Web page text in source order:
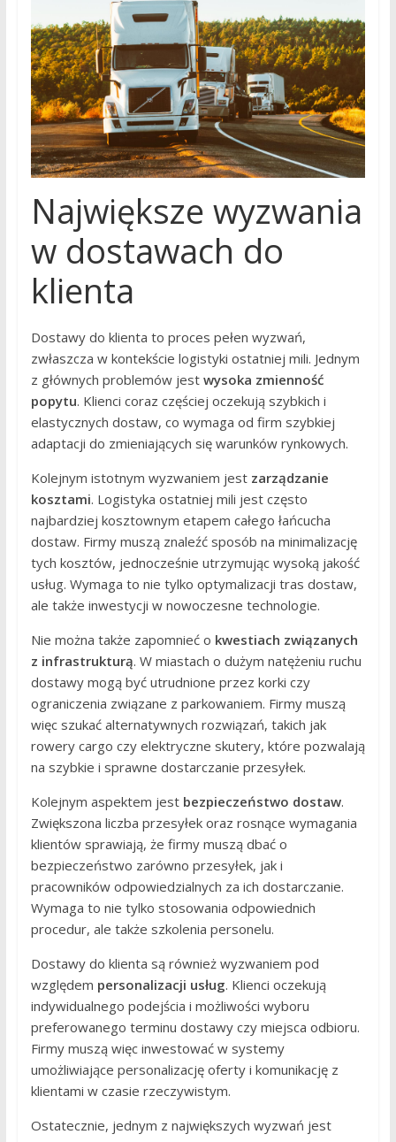
Największe wyzwania
w dostawach do
klienta
Dostawy do klienta to proces pełen wyzwań,
zwłaszcza w kontekście logistyki ostatniej mili. Jednym
z głównych problemów jest wysoka zmienność
popytu. Klienci coraz częściej oczekują szybkich i
elastycznych dostaw, co wymaga od firm szybkiej
adaptacji do zmieniających się warunków rynkowych.
Kolejnym istotnym wyzwaniem jest zarządzanie
kosztami. Logistyka ostatniej mili jest często
najbardziej kosztownym etapem całego łańcucha
dostaw. Firmy muszą znaleźć sposób na minimalizację
tych kosztów, jednocześnie utrzymując wysoką jakość
usług. Wymaga to nie tylko optymalizacji tras dostaw,
ale także inwestycji w nowoczesne technologie.
Nie można także zapomnieć o kwestiach związanych
z infrastrukturą. W miastach o dużym natężeniu ruchu
dostawy mogą być utrudnione przez korki czy
ograniczenia związane z parkowaniem. Firmy muszą
więc szukać alternatywnych rozwiązań, takich jak
rowery cargo czy elektryczne skutery, które pozwalają
na szybkie i sprawne dostarczanie przesyłek.
Kolejnym aspektem jest bezpieczeństwo dostaw.
Zwiększona liczba przesyłek oraz rosnące wymagania
klientów sprawiają, że firmy muszą dbać o
bezpieczeństwo zarówno przesyłek, jak i
pracowników odpowiedzialnych za ich dostarczanie.
Wymaga to nie tylko stosowania odpowiednich
procedur, ale także szkolenia personelu.
Dostawy do klienta są również wyzwaniem pod
względem personalizacji usług. Klienci oczekują
indywidualnego podejścia i możliwości wyboru
preferowanego terminu dostawy czy miejsca odbioru.
Firmy muszą więc inwestować w systemy
umożliwiające personalizację oferty i komunikację z
klientami w czasie rzeczywistym.
Ostatecznie, jednym z największych wyzwań jest